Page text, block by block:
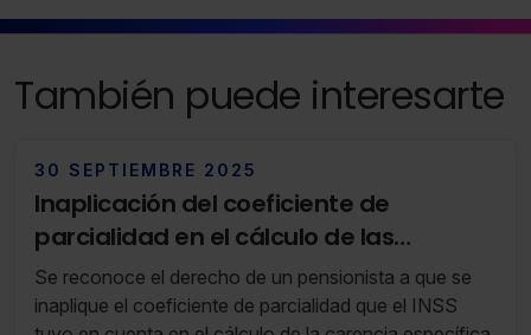
Saber más acerca de las cookies
También puede interesarte
30 SEPTIEMBRE 2025
Inaplicación del coeficiente de
parcialidad en el cálculo de las
pensiones de jubilación posteriores al
12-8-2019
Se reconoce el derecho de un pensionista a que se
inaplique el coeficiente de parcialidad que el INSS